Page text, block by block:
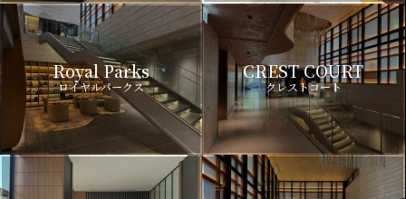
Royal Parks
ロイヤルパークス
CREST COURT
クレストコート